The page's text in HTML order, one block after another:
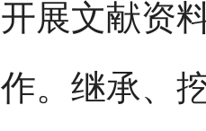
开展文献资
作。继承、